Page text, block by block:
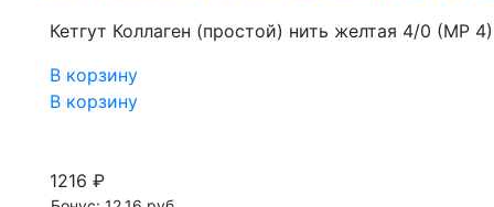
Кетгут Коллаген (простой) нить желтая 4/0
В корзину
В корзину
1216 ₽